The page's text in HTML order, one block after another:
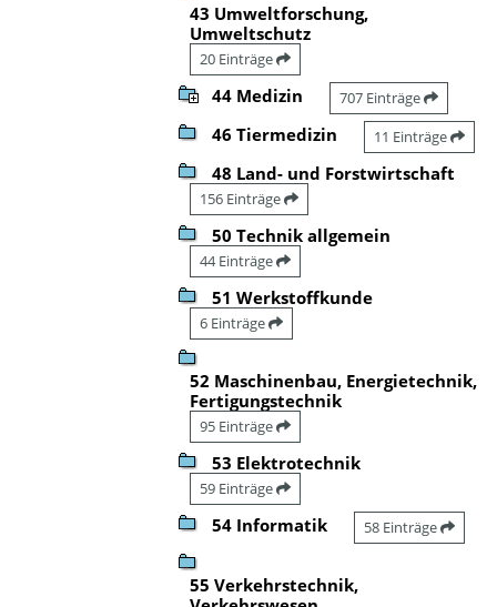
43 Umweltforschung,
Umweltschutz
20 Einträge
44 Medizin 707 Einträge
46 Tiermedizin 11 Einträge
48 Land- und Forstwirtschaft
156 Einträge
50 Technik allgemein
44 Einträge
51 Werkstoffkunde
6 Einträge
52 Maschinenbau, Energietechnik,
Fertigungstechnik
95 Einträge
53 Elektrotechnik
59 Einträge
54 Informatik 58 Einträge
55 Verkehrstechnik,